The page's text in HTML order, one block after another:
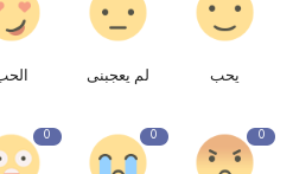
يحب لم يعجبنى
0
0
0